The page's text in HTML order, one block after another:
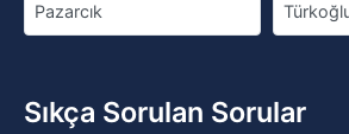
Pazarcık
Sıkça Sorulan Sorular